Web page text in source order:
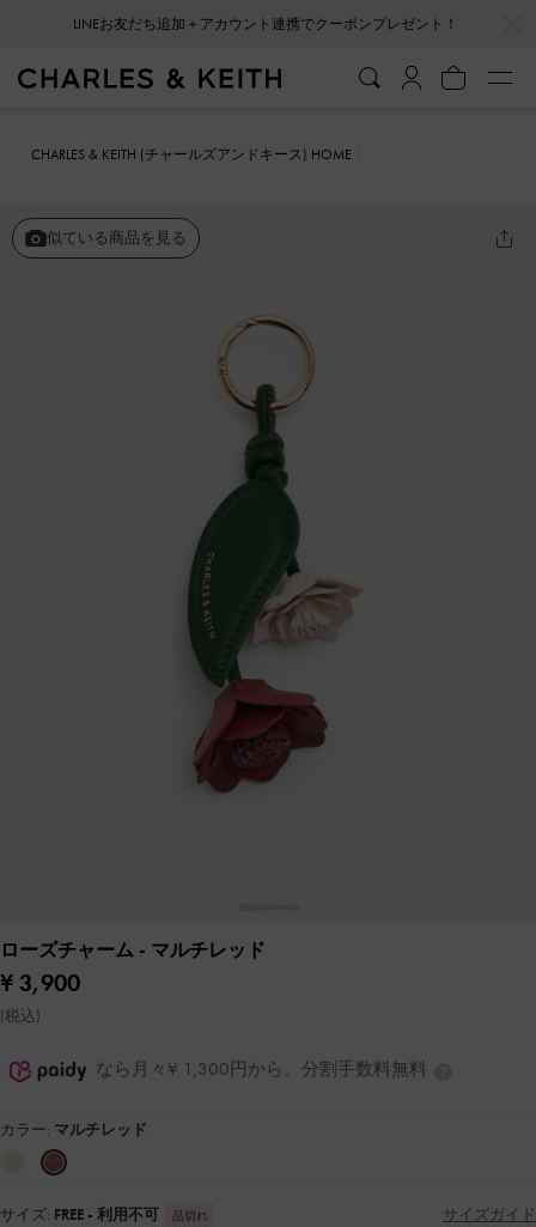
LINEお友だち追加＋アカウント連携でクーポンプレゼント！
CHARLES & KEITH (チャールズアンドキース) HOME
似ている商品を見る
ローズチャーム - マルチレッド
¥ 3,900
(税込)
なら月々¥ 1,300円から。分割手数料無料
カラー: マルチレッド
サイズ: FREE - 利用不可 品切れ サイズガイド